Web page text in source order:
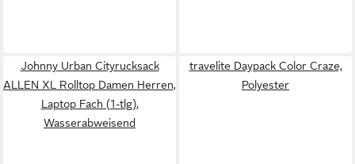
Johnny Urban Cityrucksack
ALLEN XL Rolltop Damen Herren,
Laptop Fach (1-tlg),
Wasserabweisend
travelite Daypack Color Craze,
Polyester